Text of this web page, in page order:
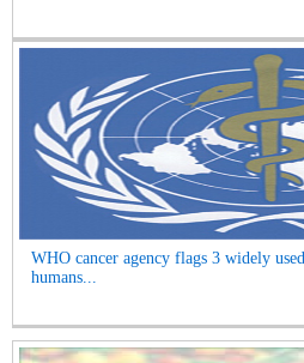
WHO cancer agency flags 3 widely
humans...